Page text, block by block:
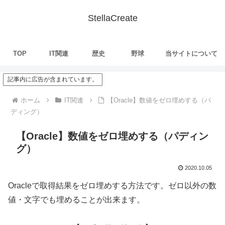
StellaCreate
TOP IT関連 歴史 野球 当サイトについて
記事内に広告が含まれています。
ホーム IT関連
【Oracle】数値をゼロ埋めする（パ
ディング）
【Oracle】数値をゼロ埋めする（パディン
グ）
2020.10.05
Oracleで取得結果をゼロ埋めする方法です。ゼロ以外の数
値・文字でも埋めることが出来ます。